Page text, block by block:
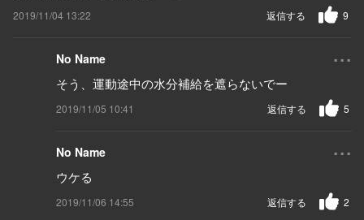
2019/11/04 13:22 9
返信する
No Name ...
そう、運動途中の水分補給を遮らないでー
2019/11/05 10:41 5
返信する
No Name ...
ウケる
2019/11/06 14:55 2
返信する